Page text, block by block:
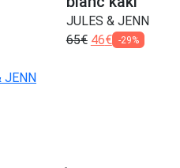
JULES & JENN
65€ 46€ -29%
JENN